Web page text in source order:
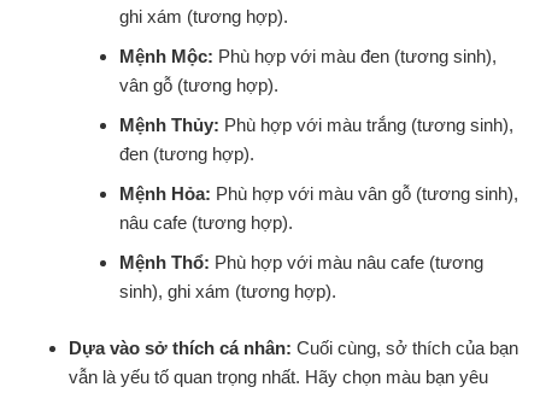
ghi xám (tương hợp).
Mệnh Mộc: Phù hợp với màu đen (tương sinh),
vân gỗ (tương hợp).
Mệnh Thủy: Phù hợp với màu trắng (tương sinh),
đen (tương hợp).
Mệnh Hỏa: Phù hợp với màu vân gỗ (tương sinh),
nâu cafe (tương hợp).
Mệnh Thổ: Phù hợp với màu nâu cafe (tương
sinh), ghi xám (tương hợp).
Dựa vào sở thích cá nhân: Cuối cùng, sở thích của bạn
vẫn là yếu tố quan trọng nhất. Hãy chọn màu bạn yêu